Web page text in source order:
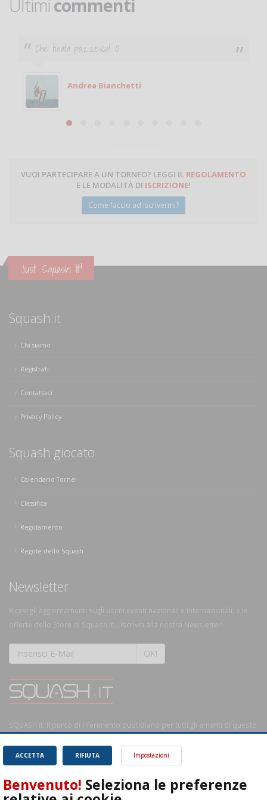
Ultimi commenti
Ciao. Sono a Treviglio da poco e vorrei
Michele
VUOI PARTECIPARE A UN TORNEO? LEGGI IL REGOLAMENTO
E LE MODALITÀ DI ISCRIZIONE!
Come faccio ad iscrivermi?
Just Squash It!
Squash.it
Chi siamo
Registrati
Contattaci
Privacy Policy
Squash giocato
Calendario Tornei
Classifica
Regolamento
Regole dello Squash
Newsletter
Ricevi gli aggiornamenti sugli ultimi eventi nazionali e internazionali, e le
offerte dello Store di Squash.it... Iscriviti alla nostra Newsletter!
OK!
SQUASH.it: Il punto di riferimento quotidiano per tutti gli amanti di questo
RIFIUTA
ACCETTA Impostazioni
Benvenuto! Seleziona le preferenze